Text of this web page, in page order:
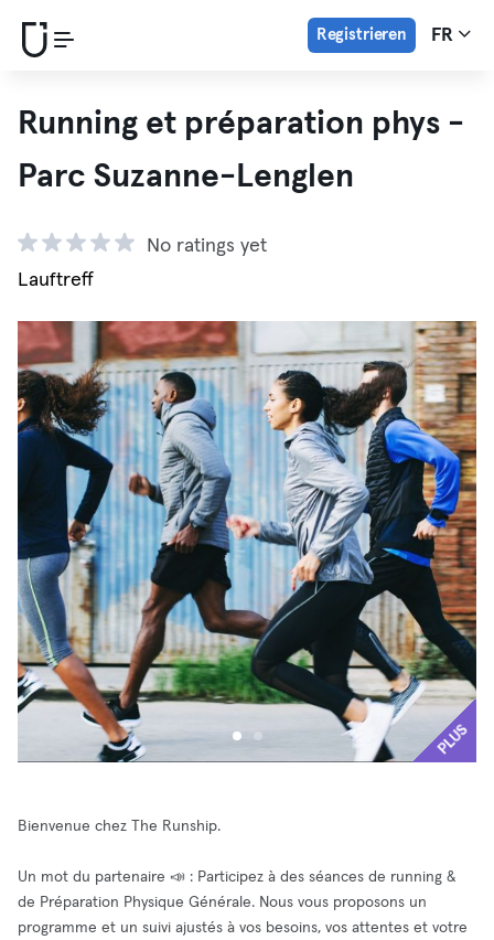
Registrieren FR
Running et préparation phys -
Parc Suzanne-Lenglen
No ratings yet
Lauftreff
PLUS
Bienvenue chez The Runship.
Un mot du partenaire 📣 : Participez à des séances de running &
de Préparation Physique Générale. Nous vous proposons un
programme et un suivi ajustés à vos besoins, vos attentes et votre